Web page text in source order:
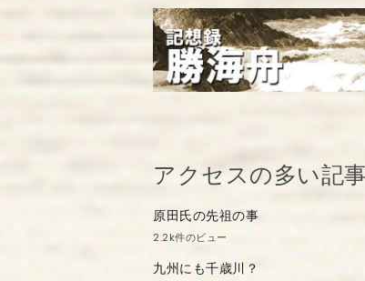
アクセスの多い記事
原田氏の先祖の事
2.2k件のビュー
九州にも千歳川？